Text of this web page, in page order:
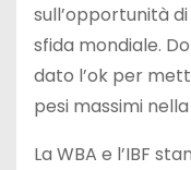
sull’opportunità
sfida mondiale.
dato l’ok per
pesi massimi
La WBA e l’IBF